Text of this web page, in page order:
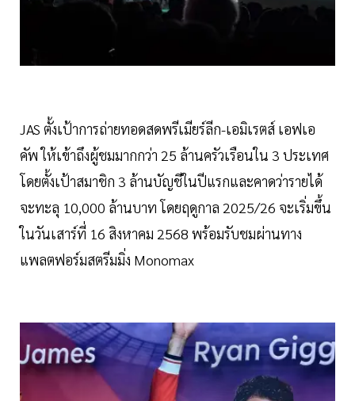
JAS ตั้งเป้าการถ่ายทอดสดพรีเมียร์ลีก-เอมิเรตส์ เอฟเอ
คัพ ให้เข้าถึงผู้ชมมากกว่า 25 ล้านครัวเรือนใน 3 ประเทศ
โดยตั้งเป้าสมาชิก 3 ล้านบัญชีในปีแรกและคาดว่ารายได้
จะทะลุ 10,000 ล้านบาท โดยฤดูกาล 2025/26 จะเริ่มขึ้น
ในวันเสาร์ที่ 16 สิงหาคม 2568 พร้อมรับชมผ่านทาง
แพลตฟอร์มสตรีมมิ่ง Monomax